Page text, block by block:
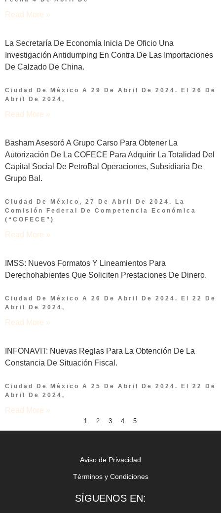
Read More »
La Secretaría De Economía Inicia De Oficio Una
Investigación Antidumping En Contra De Las Importaciones
De Calzado De China.
Ciudad De México A 29 De Abril De 2024. El 26 De
Abril De 2024,
Read More »
Basham Asesoró A Grupo Carso Para Obtener La
Autorización De La COFECE Para Adquirir La Totalidad Del
Capital Social De PetroBal Operaciones, Subsidiaria De
Grupo Bal.
Ciudad De México, 27 De Abril De 2024. La
Comisión Federal De Competencia Económica
(“COFECE”)
Read More »
IMSS: Nuevos Formatos Y Lineamientos Para
Derechohabientes Que Soliciten Prestaciones De Dinero.
Ciudad De México A 26 De Abril De 2024. El 22 De
Abril De 2024,
Read More »
INFONAVIT: Nuevas Reglas Para La Obtención De La
Constancia De Situación Fiscal.
Ciudad De México A 25 De Abril De 2024. El 22 De
Abril De 2024,
Read More »
1 2 3 4 5
Aviso de Privacidad
Términos y Condiciones
SÍGUENOS EN: